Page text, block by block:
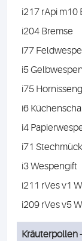
i217 rApi m10
i204 Bremse
i77
i5
i75
i6
i4
i71
i3 Wespengift
i211 rVes v1
i209 rVes v5
Kräuterpollen